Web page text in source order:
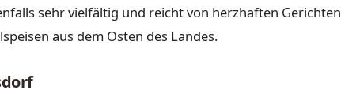
sehr vielfältig und reicht von herzhaften Gerichten
aus dem Osten des Landes.